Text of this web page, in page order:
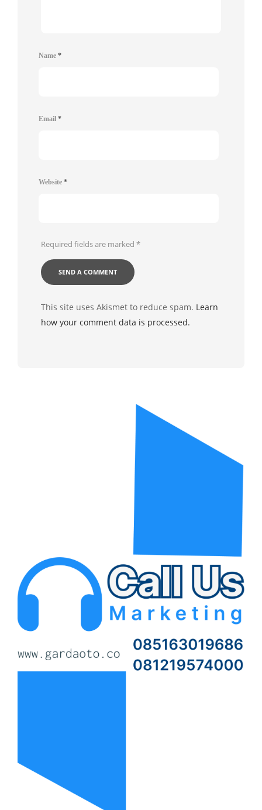
Name *
Email *
Website *
Required fields are marked *
This site uses Akismet to reduce spam. Learn
how your comment data is processed.